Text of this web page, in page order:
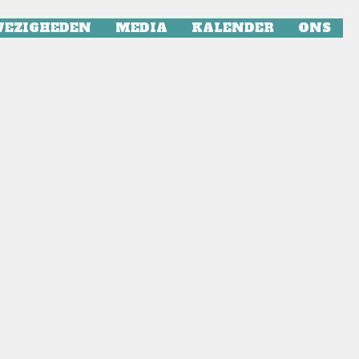
MEDIA KALENDER ONS